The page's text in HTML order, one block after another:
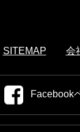
SITEMAP 会
Facebook